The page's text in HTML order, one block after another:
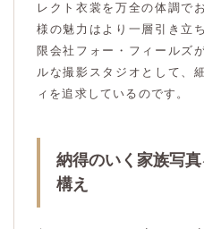
レクト衣裳を万全の体調で
様の魅力はより一層引き立
限会社フォー・フィールズ
ルな撮影スタジオとして、
ィを追求しているのです。
納得のいく家族写
構え